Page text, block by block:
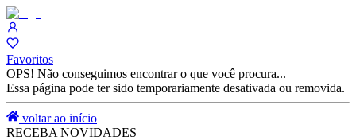
Favoritos
OPS! Não conseguimos encontrar o que você procura...
Essa página pode ter sido temporariamente desativada ou removida.
voltar ao início
RECEBA NOVIDADES